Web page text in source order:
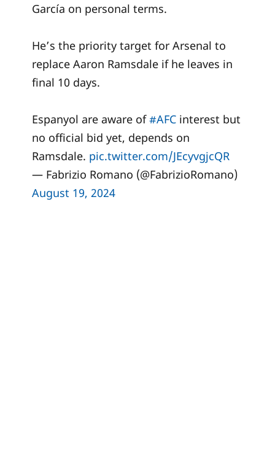
García on personal terms.
He’s the priority target for Arsenal to
replace Aaron Ramsdale if he leaves in
final 10 days.
Espanyol are aware of#AFCinterest but
no official bid yet, depends on
Ramsdale. pic.twitter.com/JEcyvgjcQR
— Fabrizio Romano (@FabrizioRomano)
August 19, 2024